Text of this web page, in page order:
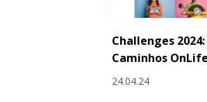
Challenges 2024:
Caminhos OnLife
24.04.24